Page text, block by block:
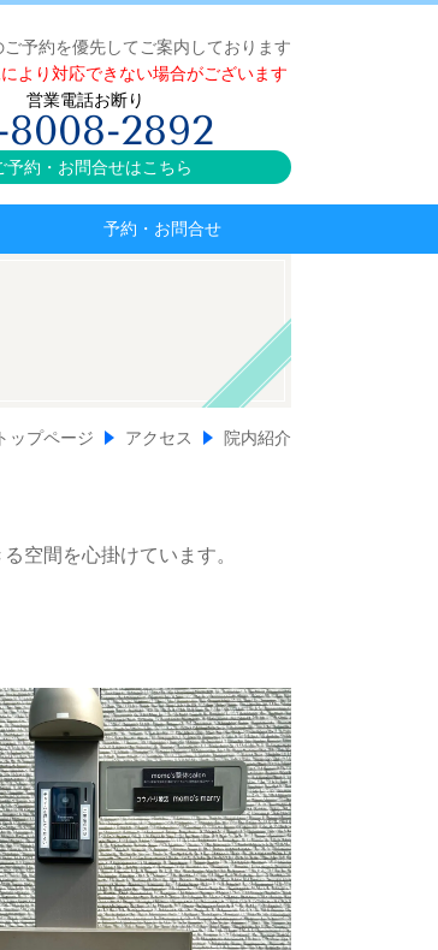
予約を優先してご案内しております
より対応できない場合がございます
営業電話お断り
2892
予約・お問合せはこちら
予約・お問合せ
トップページ アクセス 院内紹介
る空間を心掛けています。